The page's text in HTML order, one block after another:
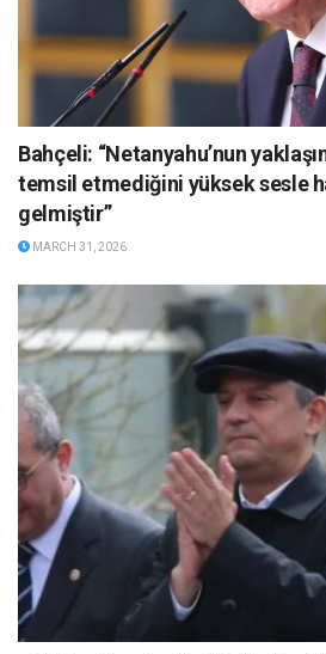
Bahçeli: “Netanyahu’nun
temsil etmediğini yüksek sesle
gelmiştir”
MARCH 31, 2026